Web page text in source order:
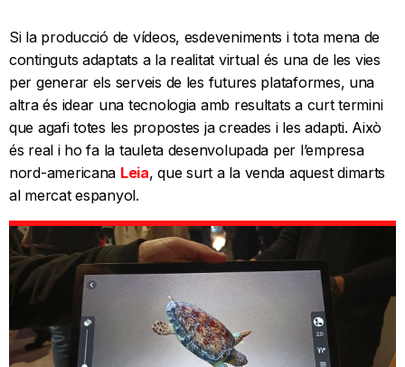
Si la producció de vídeos, esdeveniments i tota mena de
continguts adaptats a la realitat virtual és una de les vies
per generar els serveis de les futures plataformes, una
altra és idear una tecnologia amb resultats a curt termini
que agafi totes les propostes ja creades i les adapti. Això
és real i ho fa la tauleta desenvolupada per l’empresa
nord-americana Leia, que surt a la venda aquest dimarts
al mercat espanyol.